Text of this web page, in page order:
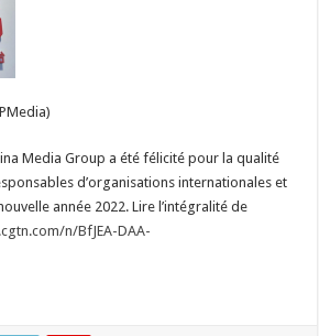
les
responsables
de
médias
amis
organisations
Media Group a été félicité pour la qualité
d’organisations internationales et
année 2022. Lire l’intégralité de
n/BfJEA-DAA-